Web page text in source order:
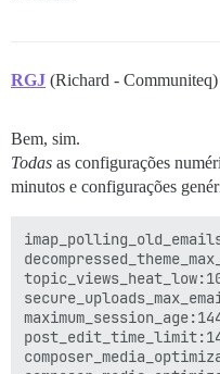
RGJ (Richard - Communiteq)
Bem, sim.
Todas as configurações
minutos e configurações